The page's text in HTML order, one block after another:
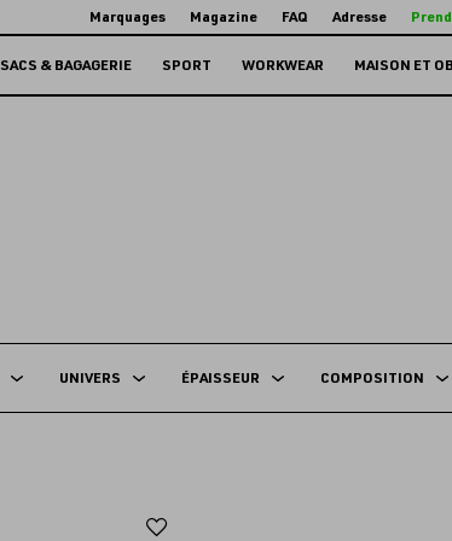
Marquages Magazine FAQ Adresse
SACS & BAGAGERIE SPORT WORKWEAR MAISON ET
UNIVERS ÉPAISSEUR COMPOSITION